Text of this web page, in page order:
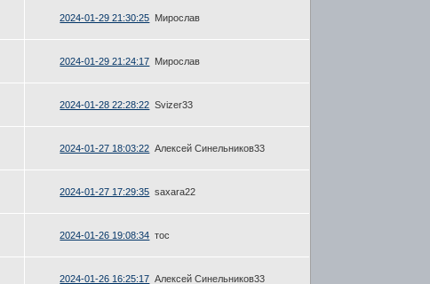
2024-01-29 21:30:25 Мирослав
2024-01-29 21:24:17 Мирослав
2024-01-28 22:28:22 Svizer33
2024-01-27 18:03:22 Алексей Синельников33
2024-01-27 17:29:35 saxara22
2024-01-26 19:08:34 тос
2024-01-26 16:25:17 Алексей Синельников33